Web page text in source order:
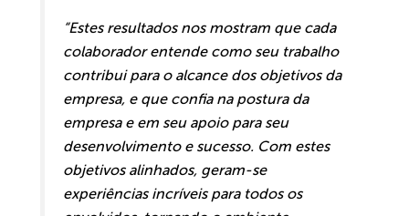
“Estes resultados nos mostram que cada
colaborador entende como seu trabalho
contribui para o alcance dos objetivos da
empresa, e que confia na postura da
empresa e em seu apoio para seu
desenvolvimento e sucesso. Com estes
objetivos alinhados, geram-se
experiências incríveis para todos os